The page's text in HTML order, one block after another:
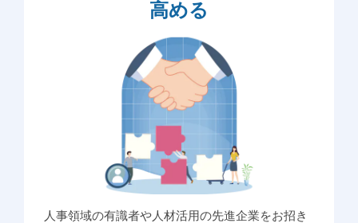
高める
人事領域の有識者や人材活用の先進企業をお招き